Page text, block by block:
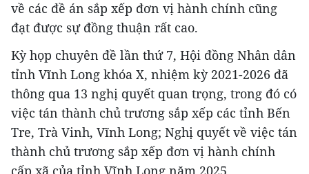
về các đề án sắp xếp đơn vị hành chính cũng
đạt được sự đồng thuận rất cao.
Kỳ họp chuyên đề lần thứ 7, Hội đồng Nhân dân
tỉnh Vĩnh Long khóa X, nhiệm kỳ 2021-2026 đã
thông qua 13 nghị quyết quan trọng, trong đó có
việc tán thành chủ trương sắp xếp các tỉnh Bến
Tre, Trà Vinh, Vĩnh Long; Nghị quyết về việc tán
thành chủ trương sắp xếp đơn vị hành chính